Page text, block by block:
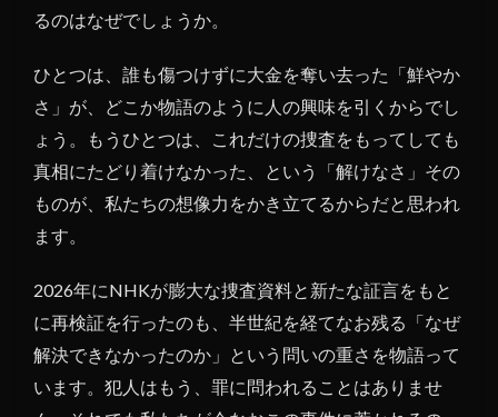
るのはなぜでしょうか。
ひとつは、誰も傷つけずに大金を奪い去った「鮮やか
さ」が、どこか物語のように人の興味を引くからでし
ょう。もうひとつは、これだけの捜査をもってしても
真相にたどり着けなかった、という「解けなさ」その
ものが、私たちの想像力をかき立てるからだと思われ
ます。
2026年にNHKが膨大な捜査資料と新たな証言をもと
に再検証を行ったのも、半世紀を経てなお残る「なぜ
解決できなかったのか」という問いの重さを物語って
います。犯人はもう、罪に問われることはありませ